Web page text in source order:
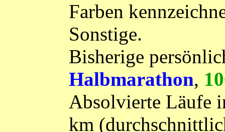
Farben
Sonstige.
Bisherige
Halbmarathon,
Absolvierte Läufe
km